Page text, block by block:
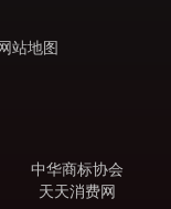
站地图
中华商标协会
天天消费网